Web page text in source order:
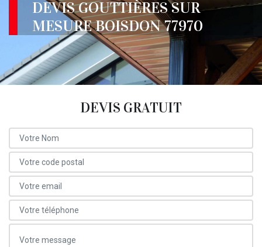
DEVIS GOUTTIÈRES SUR
MESURE BOISDON 77970
DEVIS GRATUIT